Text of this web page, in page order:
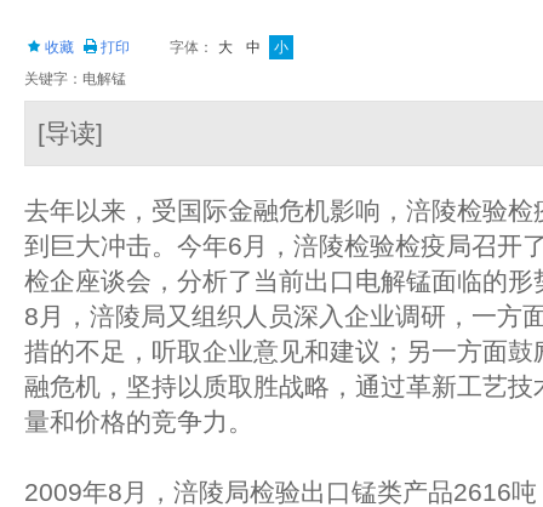
收藏 打印 字体： 大 中
小
关键字：电解锰
[导读]
去年以来，受国际金融危机影响，涪陵检验
到巨大冲击。今年6月，涪陵检验检疫局召开
检企座谈会，分析了当前出口电解锰面临的
8月，涪陵局又组织人员深入企业调研，一方
措的不足，听取企业意见和建议；另一方面
融危机，坚持以质取胜战略，通过革新工艺
量和价格的竞争力。
2009年8月，涪陵局检验出口锰类产品2616